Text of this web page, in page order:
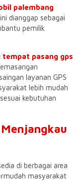
palembang
dianggap sebagai
pemilik
tempat pasang gps
layanan GPS
lebih mudah
kebutuhan
di berbagai area
masyarakat